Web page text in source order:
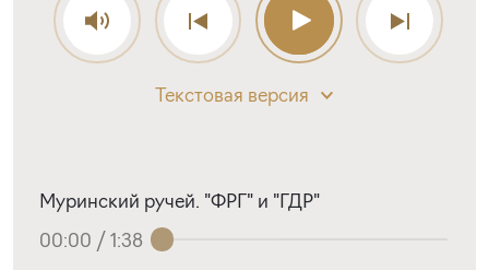
Текстовая версия
Муринский ручей. "ФРГ" и "ГДР"
00:00 /1:38